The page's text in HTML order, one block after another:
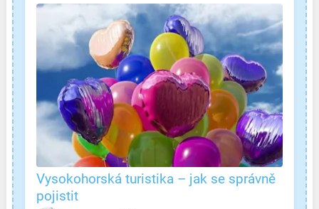
Vysokohorská turistika – jak se správně
pojistit